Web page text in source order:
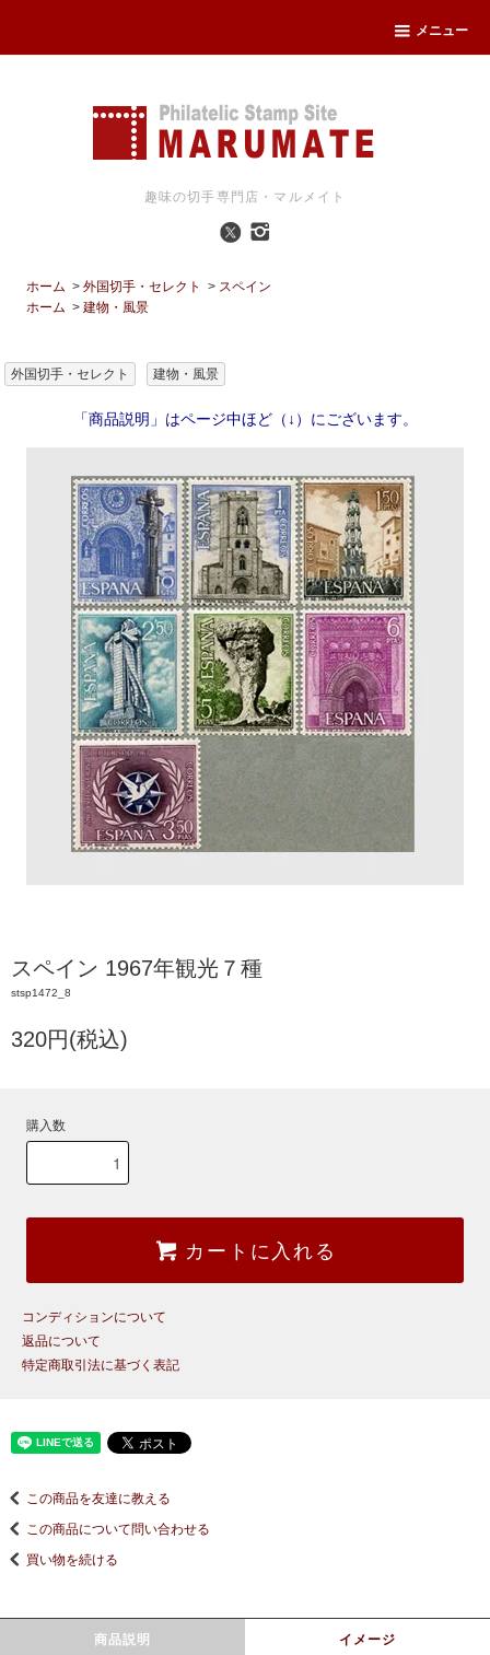
メニュー
趣味の切手専門店・マルメイト
ホーム >外国切手・セレクト > スペイン
ホーム >建物・風景
外国切手・セレクト 建物・風景
「商品説明」はページ中ほど（↓）にございます。
スペイン 1967年観光７種
stsp1472_8
320円(税込)
購入数
カートに入れる
コンディションについて
返品について
特定商取引法に基づく表記
この商品を友達に教える
この商品について問い合わせる
買い物を続ける
商品説明 イメージ